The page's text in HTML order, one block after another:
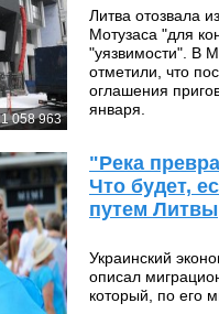
1 058 963
Литва отозвала
Мотузаса "для
"уязвимости". В
отметили, что
оглашения
января.
"Река
Что будет,
путем Литвы
Украинский
описал
который, по его